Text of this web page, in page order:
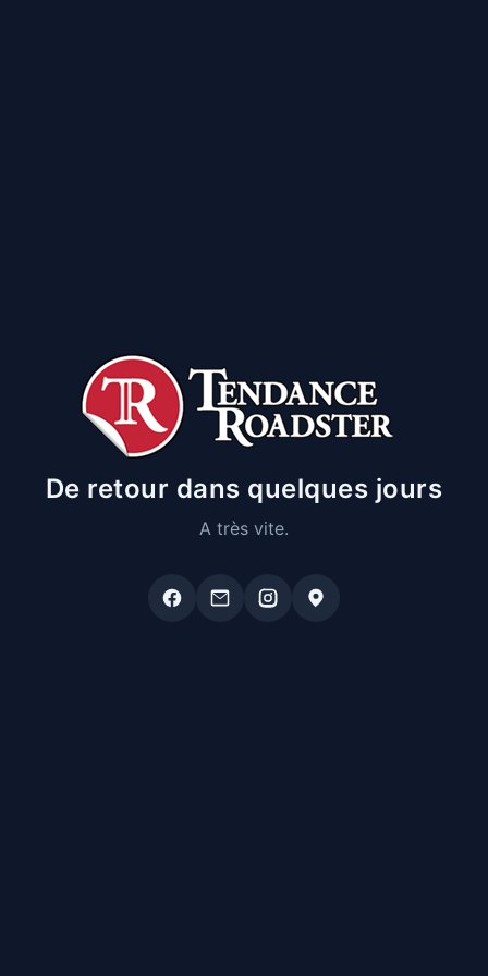
De retour dans quelques jours
A très vite.